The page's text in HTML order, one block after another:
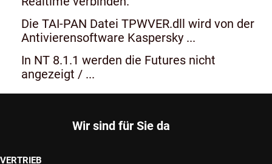
Die TAI-PAN Datei TPWVER.dll wird von der
Antivierensoftware Kaspersky ...
In NT 8.1.1 werden die Futures nicht
angezeigt / ...
Wir sind für Sie da
VERTRIEB